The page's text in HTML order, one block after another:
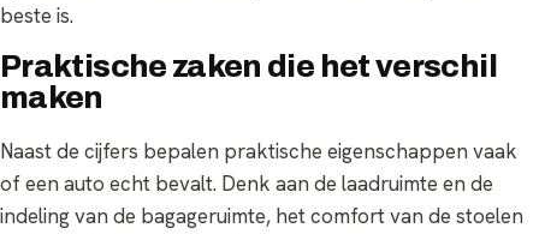
beste is.
Praktische zaken die het verschil
maken
Naast de cijfers bepalen praktische eigenschappen vaak
of een auto echt bevalt. Denk aan de laadruimte en de
indeling van de bagageruimte, het comfort van de stoelen